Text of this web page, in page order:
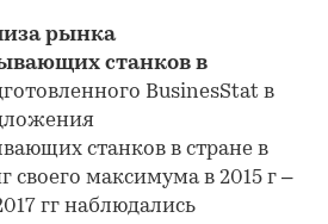
рынка
станков в
BusinesStat в
станков в стране в
своего максимума в 2015 г –
гг наблюдались